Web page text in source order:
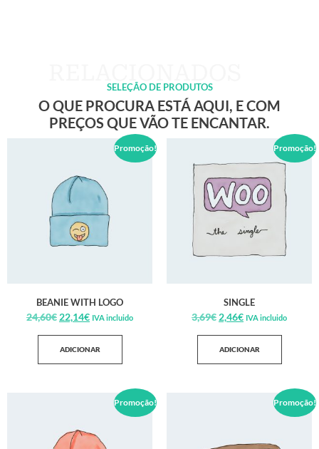
SELEÇÃO DE PRODUTOS
O QUE PROCURA ESTÁ AQUI, E COM
PREÇOS QUE VÃO TE ENCANTAR.
Promoção!
BEANIE WITH LOGO
24,60€ 22,14€ IVA incluido
ADICIONAR
Promoção!
SINGLE
3,69€ 2,46€ IVA incluido
ADICIONAR
Promoção! Promoção!